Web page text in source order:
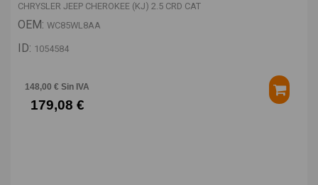
CHRYSLER JEEP CHEROKEE (KJ) 2.5 CRD CAT
OEM: WC85WL8AA
ID: 1054584
148,00 € Sin IVA
179,08 €